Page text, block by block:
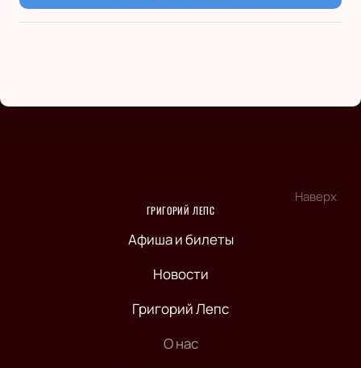
Наверх
ГРИГОРИЙ ЛЕПС
Афиша и билеты
Новости
Григорий Лепс
О нас